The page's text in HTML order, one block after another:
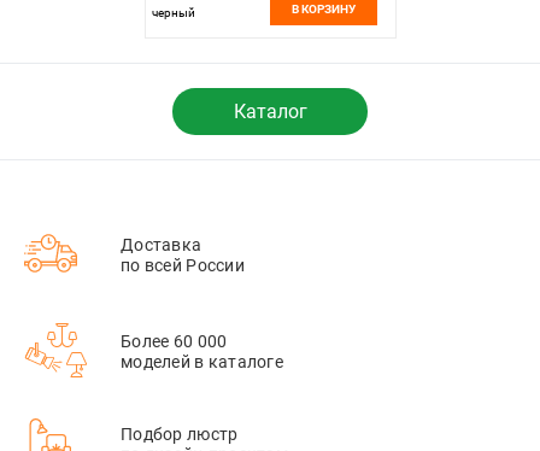
черный
В КОРЗИНУ
Каталог
Доставка
по всей России
Более 60 000
моделей в каталоге
Подбор люстр